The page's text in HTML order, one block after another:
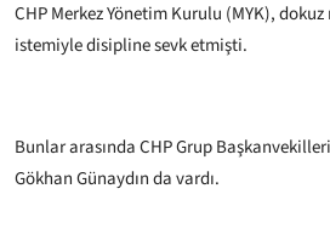
CHP Merkez Yönetim Kurulu (MYK),
istemiyle disipline sevk etmişti.
Bunlar arasında CHP Grup
Gökhan Günaydın da vardı.